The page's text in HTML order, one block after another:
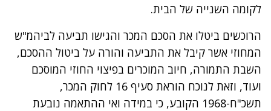
לקומה השנייה של הבית.
הרוכשים ביטלו את הסכם המכר והגישו תביעה לביהמ"ש
המחוזי אשר קיבל את התביעה והורה על ביטול ההסכם,
השבת התמורה, חיוב המוכרים בפיצוי החוזי המוסכם
ועוד, וזאת לנוכח הוראת סעיף 16 לחוק המכר,
תשכ"ח-1968 הקובע, כי במידה ואי ההתאמה נובעת